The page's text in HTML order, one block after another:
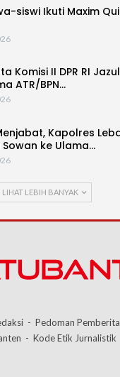
siswi Ikuti Maxim
Komisi II DPR RI
ATR/BPN…
Kapolres
Sowan ke Ulama…
LIHAT LEBIH BANYAK
- Pedoman
- Kode Etik Jurnalistik